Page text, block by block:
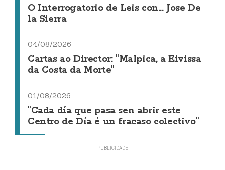
O Interrogatorio de Leis con... Jose De
la Sierra
04/08/2026
Cartas ao Director: "Malpica, a Eivissa
da Costa da Morte"
01/08/2026
"Cada día que pasa sen abrir este
Centro de Día é un fracaso colectivo"